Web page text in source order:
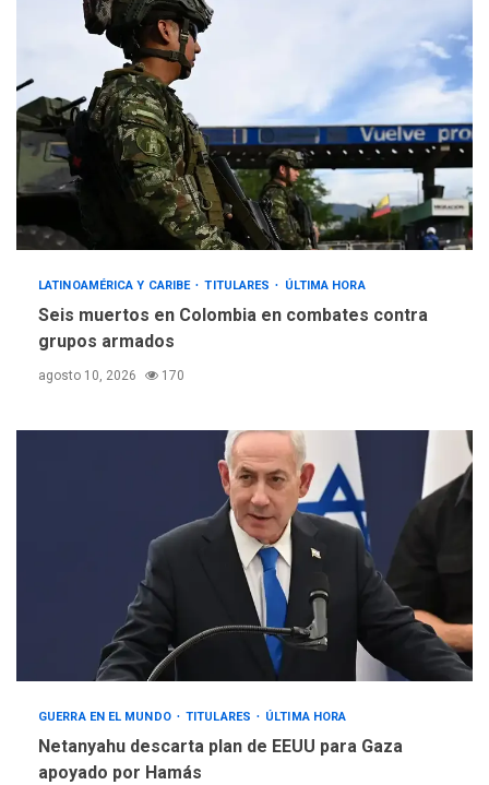
LATINOAMÉRICA Y CARIBE TITULARES ÚLTIMA HORA
Seis muertos en Colombia en combates contra
grupos armados
agosto 10, 2026 170
GUERRA EN EL MUNDO TITULARES ÚLTIMA HORA
Netanyahu descarta plan de EEUU para Gaza
apoyado por Hamás